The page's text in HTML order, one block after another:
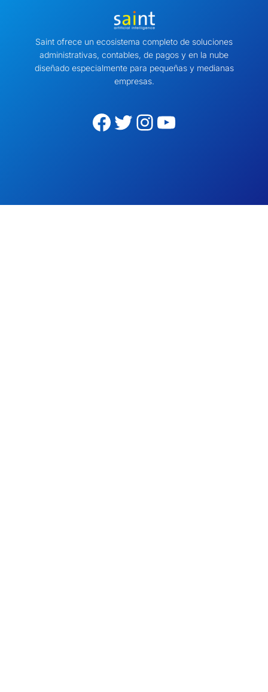
Saint ofrece un ecosistema completo de soluciones
administrativas, contables, de pagos y en la nube
diseñado especialmente para pequeñas y medianas
empresas.
Facebook Twitter Instagram YouTube